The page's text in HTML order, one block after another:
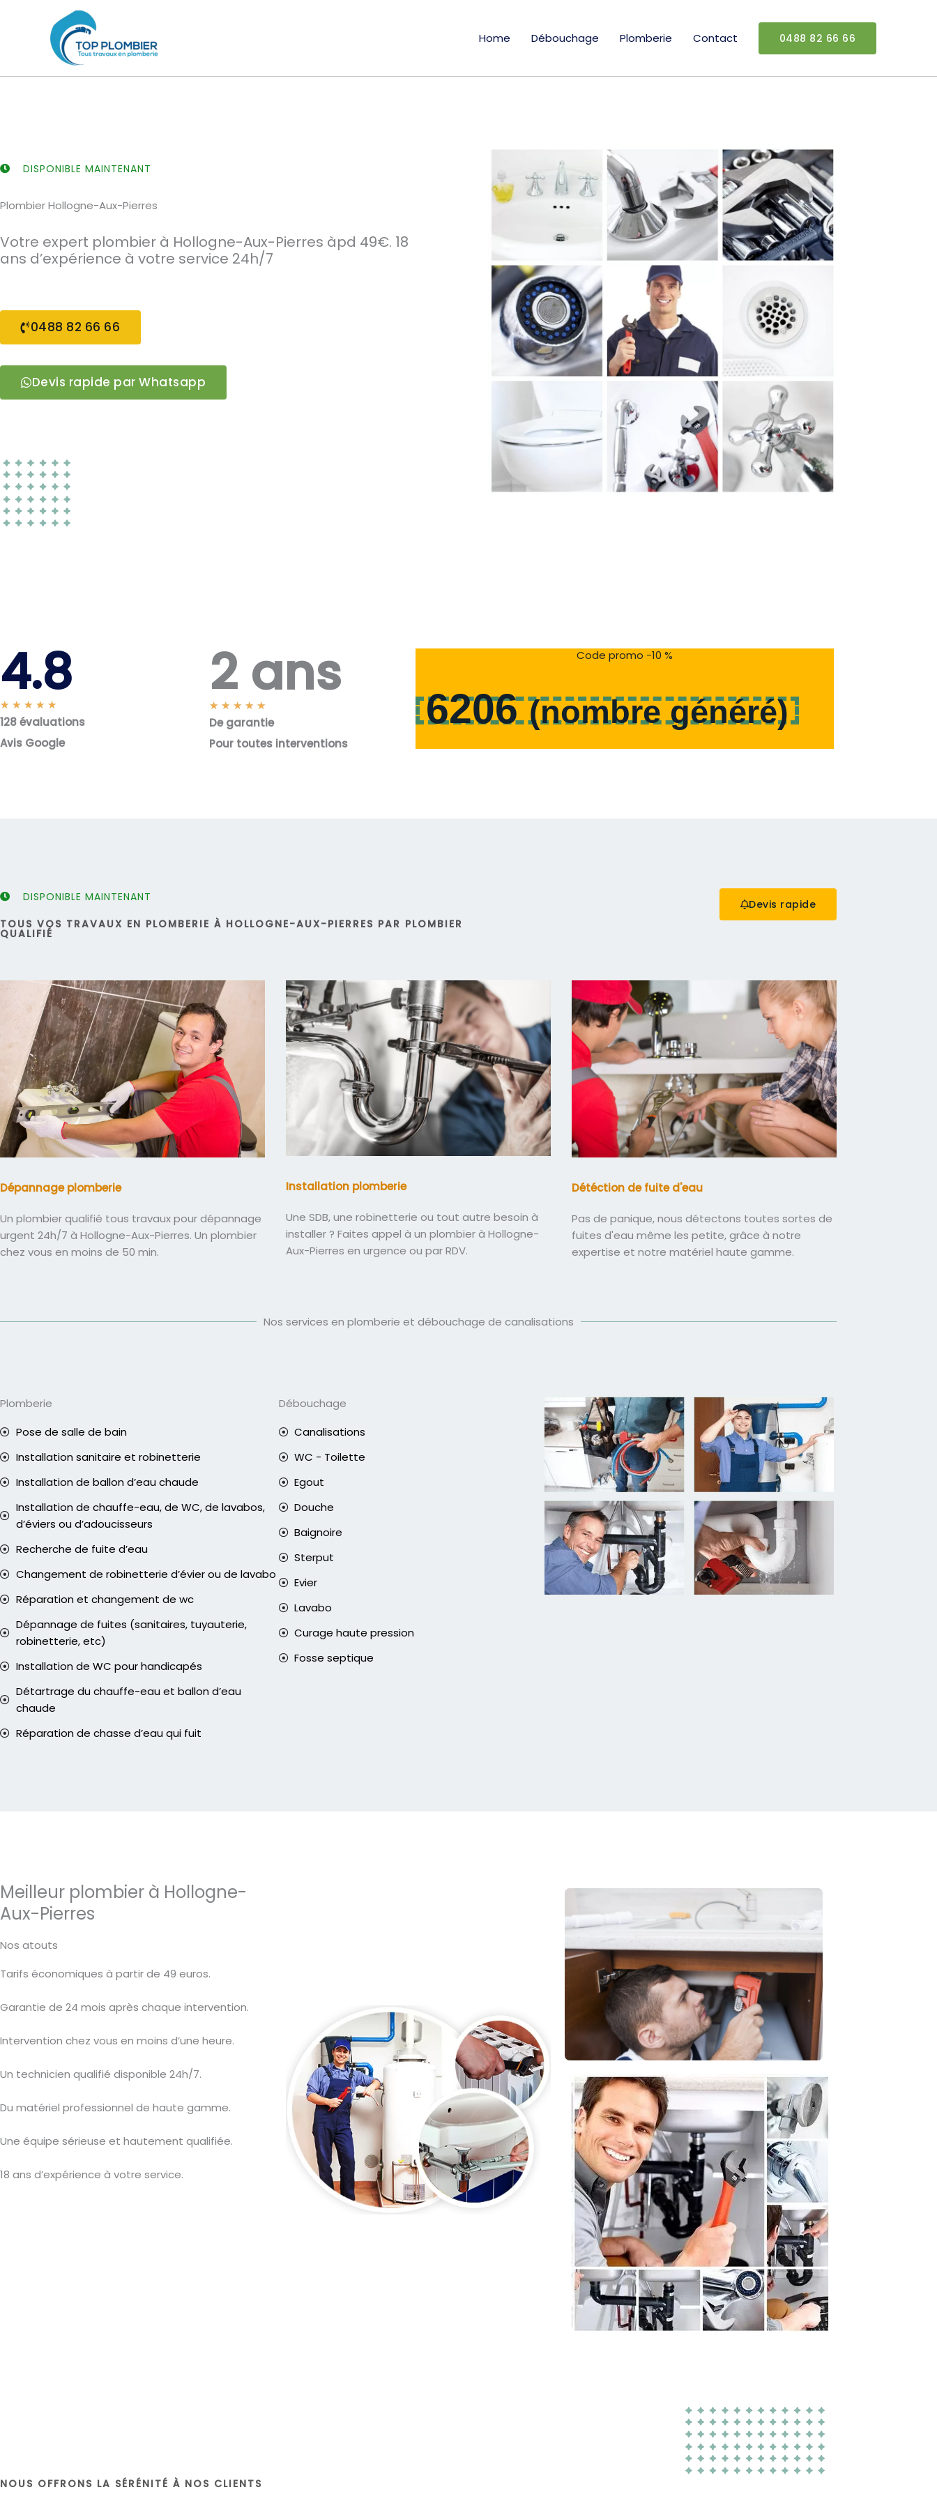
Home Débouchage Plomberie Contact 0488 82 66 66
DISPONIBLE MAINTENANT
Plombier Hollogne-Aux-Pierres
Votre expert plombier à Hollogne-Aux-Pierres àpd 49€. 18
ans d’expérience à votre service 24h/7
0488 82 66 66
Devis rapide par Whatsapp
4.8
★ ★ ★ ★ ★
o
t
128 évaluations
Avis Google
2 ans
★ ★ ★ ★ ★
o
De garantie
Pour toutes interventions
Code promo -10 %
6206(nombre généré)
DISPONIBLE MAINTENANT
TOUS VOS TRAVAUX EN PLOMBERIE À HOLLOGNE-AUX-PIERRES PAR PLOMBIER
QUALIFIÉ
Devis rapide
Dépannage plomberie
Un plombier qualifié tous travaux pour dépannage
urgent 24h/7 à Hollogne-Aux-Pierres. Un plombier
chez vous en moins de 50 min.
Installation plomberie
Une SDB, une robinetterie ou tout autre besoin à
installer ? Faites appel à un plombier à Hollogne-
Aux-Pierres en urgence ou par RDV.
Détéction de fuite d'eau
Pas de panique, nous détectons toutes sortes de
fuites d'eau même les petite, grâce à notre
expertise et notre matériel haute gamme.
Nos services en plomberie et débouchage de canalisations
Plomberie
Pose de salle de bain
Installation sanitaire et robinetterie
Installation de ballon d’eau chaude
Installation de chauffe-eau, de WC, de lavabos,
d’éviers ou d’adoucisseurs
Recherche de fuite d’eau
Changement de robinetterie d’évier ou de lavabo
Réparation et changement de wc
Dépannage de fuites (sanitaires, tuyauterie,
robinetterie, etc)
Installation de WC pour handicapés
Détartrage du chauffe-eau et ballon d’eau
chaude
Réparation de chasse d’eau qui fuit
Débouchage
Canalisations
WC - Toilette
Egout
Douche
Baignoire
Sterput
Evier
Lavabo
Curage haute pression
Fosse septique
Meilleur plombier à Hollogne-
Aux-Pierres
Nos atouts
Tarifs économiques à partir de 49 euros.
Garantie de 24 mois après chaque intervention.
Intervention chez vous en moins d’une heure.
Un technicien qualifié disponible 24h/7.
Du matériel professionnel de haute gamme.
Une équipe sérieuse et hautement qualifiée.
18 ans d’expérience à votre service.
NOUS OFFRONS LA SÉRÉNITÉ À NOS CLIENTS